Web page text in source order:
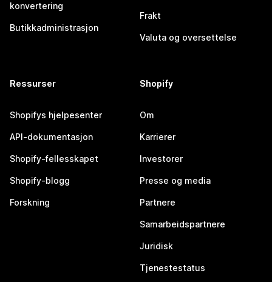
konvertering
Butikkadministrasjon
Frakt
Valuta og oversettelse
Ressurser
Shopifys hjelpesenter
API-dokumentasjon
Shopify-fellesskapet
Shopify-blogg
Forskning
Shopify
Om
Karrierer
Investorer
Presse og media
Partnere
Samarbeidspartnere
Juridisk
Tjenestestatus